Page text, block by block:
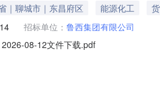
｜聊城市｜东昌府区 能源化工
招标单位： 鲁西集团有限公司
08-12文件下载.pdf